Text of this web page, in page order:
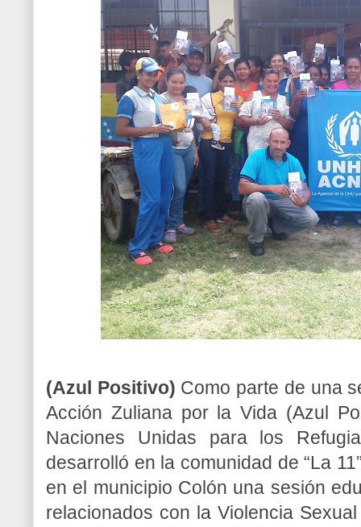
(Azul Positivo) Como parte de una
Acción Zuliana por la Vida (Azul
Naciones Unidas para los
desarrolló en la comunidad de “La
en el municipio Colón una sesión
relacionados con la Violencia